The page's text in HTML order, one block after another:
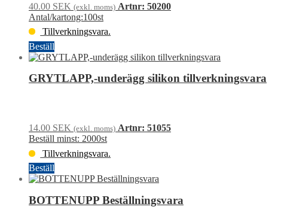
svart
Mästerljus*
mängd
40.00 SEK (exkl. moms) Artnr: 50200
Antal/kartong:100st
Tillverkningsvara.
Beställ
MATTPISKARE
SLINGOR
GRYTLAPP,-underägg silikon tillverkningsvara
14.00 SEK (exkl. moms) Artnr: 51055
Beställ minst: 2000st
Tillverkningsvara.
Beställ
GRYTLAPP,-
silikon
BOTTENUPP Beställningsvara